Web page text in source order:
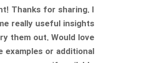
Thanks for sharing. I
really useful insights
them out. Would love
examples or additional